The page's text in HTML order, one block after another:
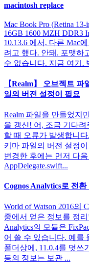
macintosh replace
Mac Book Pro (Retina
16GB 1600 MZH DDR3
10.13.6 에서, 다른 Mac
려고 했다. 안돼. 포맷하
수 없습니다. 지금 여기.
【Realm】 오브젝트
일의 버전 설정이 필요
Realm 파일을 만들었지
을 갱신! 어, 조금 기다려
할 때 오류가 발생합니
키마 파일의 버전 설정
변경한 후에는 먼저 다
AppDelegate.swift...
Cognos Analytics로 전환
World of Watson 2016의
중에서 얻은 정보를 정
Analytics의 모듈은
어 쓸 수 있습니다. 예를
폴더상에, 11.0.4를 덧쓰
등의 정보는 보관 ...